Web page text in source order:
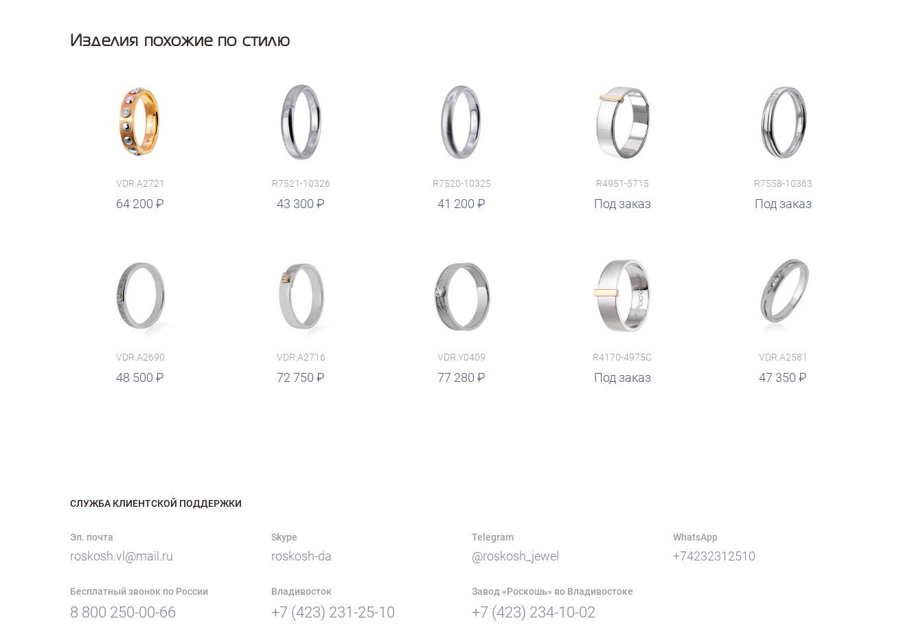
Изделия похожие по стилю
VDR.A2721
64 200
R7521-10326
43 300
руб.
R7520-10325
41 200
руб.
R4951-5715
Под заказ
R7558-10363
Под заказ
VDR.A2690
48 500
VDR.A2716
72 750
руб.
VDR.Y0409
77 280
руб.
R4170-4975C
Под заказ
VDR.A2581
47 350
руб.
СЛУЖБА КЛИЕНТСКОЙ ПОДДЕРЖКИ
Эл. почта
roskosh.vl@mail.ru
Skype
roskosh-da
Telegram
@roskosh_jewel
WhatsApp
+74232312510
Бесплатный звонок по России
8 800 250-00-66
Владивосток
+7 (423) 231-25-10
Завод «Роскошь» во Владивостоке
+7 (423) 234-10-02